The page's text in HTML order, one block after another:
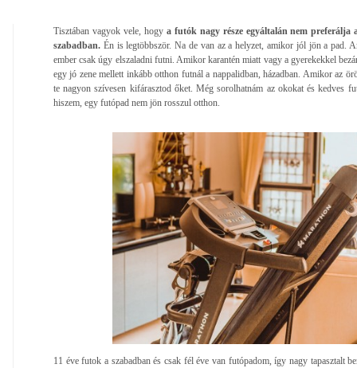
Tisztában vagyok vele, hogy a futók nagy része egyáltalán nem
szabadban. Én is legtöbbször. Na de van az a helyzet, amikor jól jön a pad.
ember csak úgy elszaladni futni. Amikor karantén miatt vagy a gyerekekkel
egy jó zene mellett inkább otthon futnál a nappalidban, házadban. Amikor az
te nagyon szívesen kifárasztod őket. Még sorolhatnám az okokat és kedves
hiszem, egy futópad nem jön rosszul otthon.
11 éve futok a szabadban és csak fél éve van futópadom, így nagy tapasztalt